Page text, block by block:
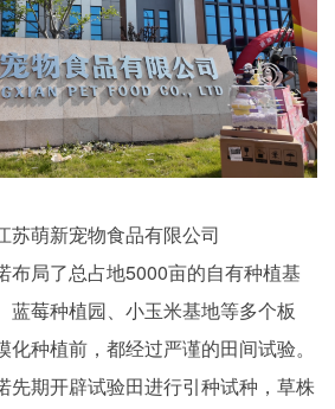
苏萌新宠物食品有限公司
布局了总占地5000亩的自有种植基
蓝莓种植园、小玉米基地等多个板
种植前，都经过严谨的田间试验。
先期开辟试验田进行引种试种，草株